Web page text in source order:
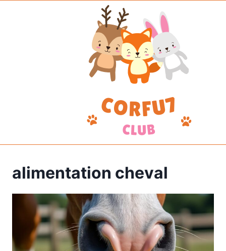
alimentation cheval